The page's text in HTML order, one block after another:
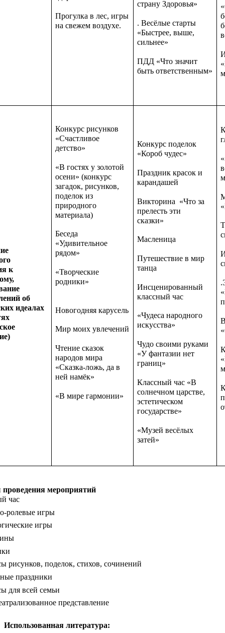
Прогулка в лес, игры
на свежем воздухе.
страну Здоровья»
. Весёлые старты
«Быстрее, выше,
сильнее»
ПДД «Что значит
быть ответственным»
к
об
идеалах
Конкурс рисунков
«Счастливое
детство»
«В гостях у золотой
осени» (конкурс
загадок, рисунков,
поделок из
природного
материала)
Беседа
«Удивительное
рядом»
«Творческие
родники»
Новогодняя карусель
Мир моих увлечений
Чтение сказок
народов мира
«Сказка-ложь, да в
ней намёк»
«В мире гармонии»
Конкурс поделок
«Короб чудес»
Праздник красок и
карандашей
Викторина «Что за
прелесть эти
сказки»
Масленица
Путешествие в мир
танца
Инсценированный
классный час
«Чудеса народного
искусства»
Чудо своими руками
«У фантазии нет
границ»
Классный час «В
солнечном царстве,
эстетическом
государстве»
«Музей весёлых
затей»
мероприятий
час
ролевые игры
игры
рисунков, поделок, стихов, сочинений
праздники
для всей семьи
представление
литература: